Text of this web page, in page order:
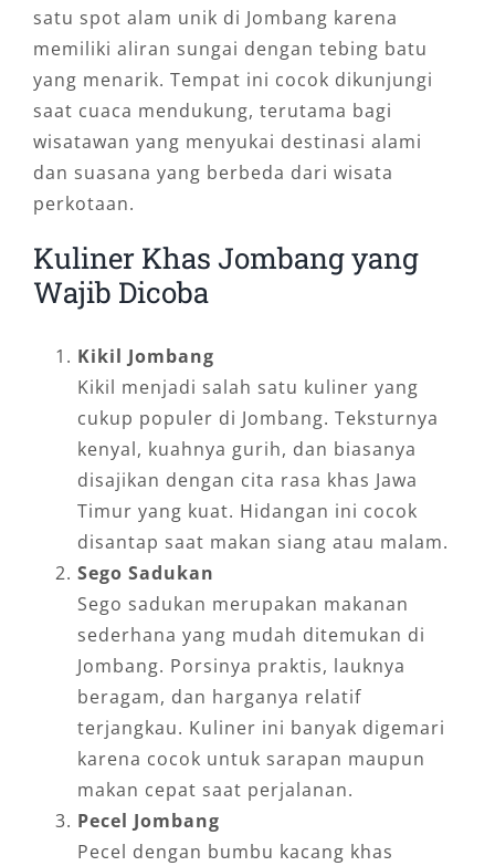
satu spot alam unik di Jombang karena
memiliki aliran sungai dengan tebing batu
yang menarik. Tempat ini cocok dikunjungi
saat cuaca mendukung, terutama bagi
wisatawan yang menyukai destinasi alami
dan suasana yang berbeda dari wisata
perkotaan.
Kuliner Khas Jombang yang
Wajib Dicoba
Kikil Jombang
Kikil menjadi salah satu kuliner yang
cukup populer di Jombang. Teksturnya
kenyal, kuahnya gurih, dan biasanya
disajikan dengan cita rasa khas Jawa
Timur yang kuat. Hidangan ini cocok
disantap saat makan siang atau malam.
Sego Sadukan
Sego sadukan merupakan makanan
sederhana yang mudah ditemukan di
Jombang. Porsinya praktis, lauknya
beragam, dan harganya relatif
terjangkau. Kuliner ini banyak digemari
karena cocok untuk sarapan maupun
makan cepat saat perjalanan.
Pecel Jombang
Pecel dengan bumbu kacang khas